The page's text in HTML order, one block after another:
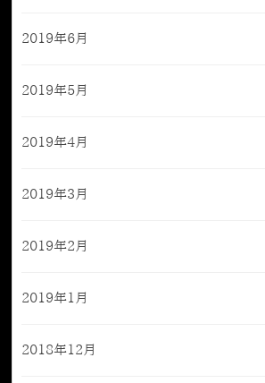
2019年6月
2019年5月
2019年4月
2019年3月
2019年2月
2019年1月
2018年12月